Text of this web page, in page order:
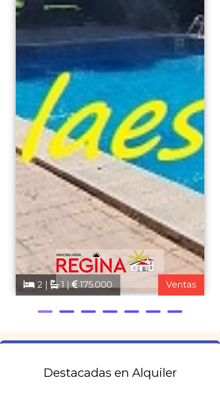
2 | 1 | 175.000 Ventas
Destacadas en Alquiler